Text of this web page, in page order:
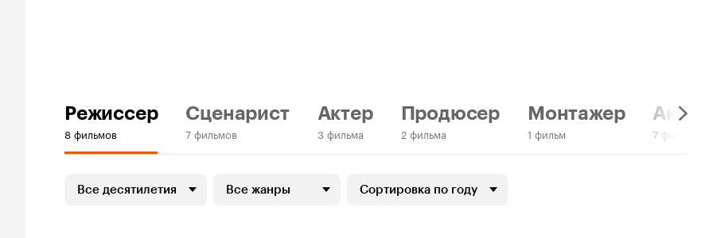
Режиссер
8 фильмов
Сценарист
7 фильмов
Актер
3 фильма
Продюсер
2 фильма
Монтажер
1 фильм 7 фильмов
Все десятилетия Все жанры Сортировка по году